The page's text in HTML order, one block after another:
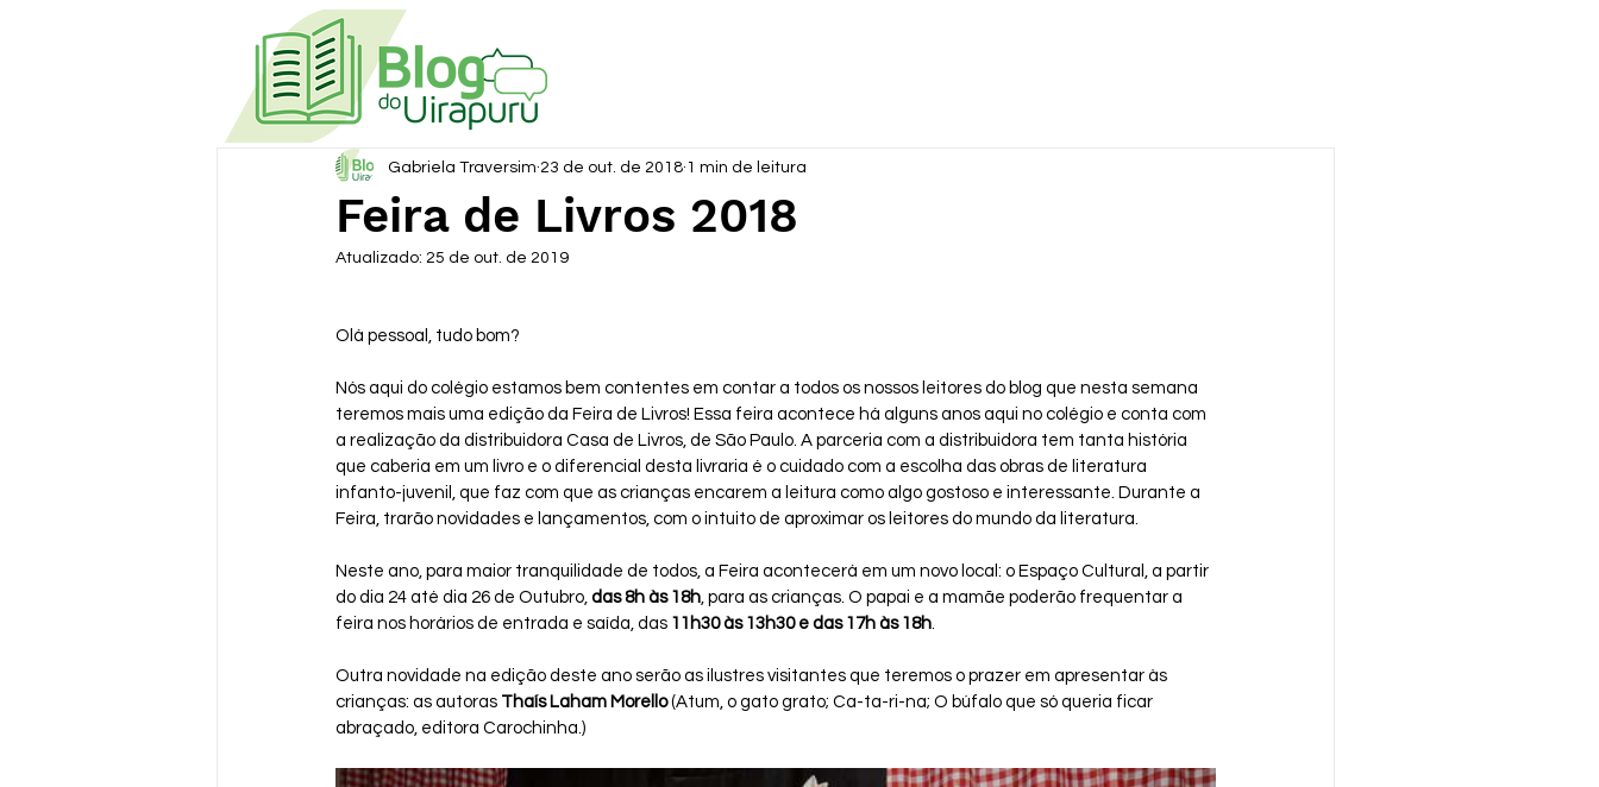
Feira de Livros 2018
Gabriela Traversim 23 de out. de 2018 1 min de leitura
Atualizado: 25 de out. de 2019
Olá pessoal, tudo bom?
Nós aqui do colégio estamos bem contentes em contar a todos os nossos leitores do blog que nesta semana
teremos mais uma edição da Feira de Livros! Essa feira acontece há alguns anos aqui no colégio e conta com
a realização da distribuidora Casa de Livros, de São Paulo. A parceria com a distribuidora tem tanta história
que caberia em um livro e o diferencial desta livraria é o cuidado com a escolha das obras de literatura
infanto-juvenil, que faz com que as crianças encarem a leitura como algo gostoso e interessante. Durante a
Feira, trarão novidades e lançamentos, com o intuito de aproximar os leitores do mundo da literatura.
Neste ano, para maior tranquilidade de todos, a Feira acontecerá em um novo local: o Espaço Cultural, a partir
do dia 24 até dia 26 de Outubro, das 8h às 18h, para as crianças. O papai e a mamãe poderão frequentar a
feira nos horários de entrada e saída, das 11h30 às 13h30 e das 17h às 18h.
Outra novidade na edição deste ano serão as ilustres visitantes que teremos o prazer em apresentar às
crianças: as autoras Thaís Laham Morello (Atum, o gato grato; Ca-ta-ri-na; O búfalo que só queria ficar
abraçado, editora Carochinha.)